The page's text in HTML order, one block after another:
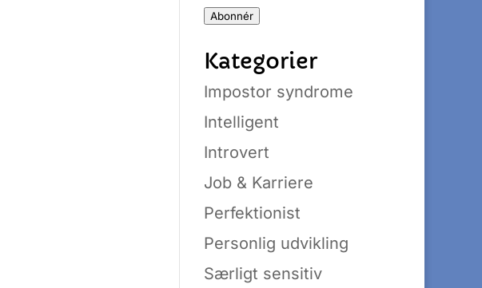
Abonnér
Kategorier
Impostor syndrome
Intelligent
Introvert
Job & Karriere
Perfektionist
Personlig udvikling
Særligt sensitiv